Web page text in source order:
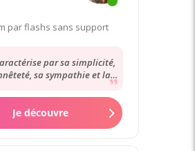
par flashs sans support
par sa simplicité,
sa sympathie et la
toujours...
Je découvre